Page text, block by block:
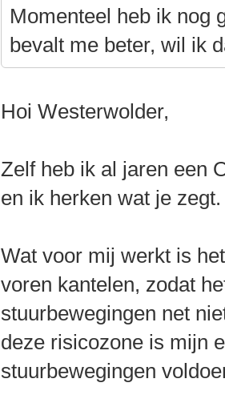
Momenteel heb ik nog
bevalt me beter, wil ik
Hoi Westerwolder,
Zelf heb ik al jaren een
en ik herken wat je zegt.
Wat voor mij werkt is
voren kantelen, zodat
stuurbewegingen net
deze risicozone is mijn
stuurbewegingen